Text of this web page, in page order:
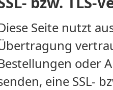
Seite nutzt
oder
eine SSL-